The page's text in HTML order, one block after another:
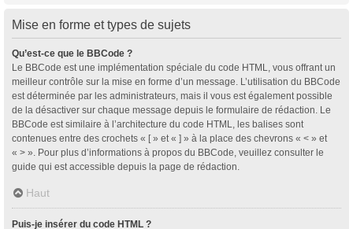
Mise en forme et types de sujets
Qu’est-ce que le BBCode ?
Le BBCode est une implémentation spéciale du code HTML, vous offrant un
meilleur contrôle sur la mise en forme d’un message. L’utilisation du BBCode
est déterminée par les administrateurs, mais il vous est également possible
de la désactiver sur chaque message depuis le formulaire de rédaction. Le
BBCode est similaire à l’architecture du code HTML, les balises sont
contenues entre des crochets « [ » et « ] » à la place des chevrons « < » et
« > ». Pour plus d’informations à propos du BBCode, veuillez consulter le
guide qui est accessible depuis la page de rédaction.
Haut
Puis-je insérer du code HTML ?